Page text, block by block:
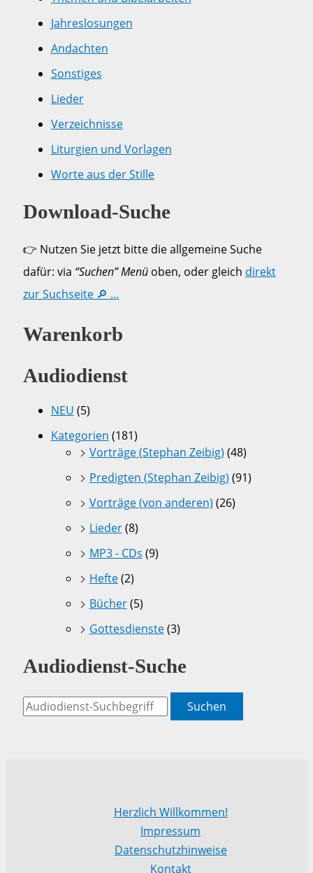
Jahreslosungen
Andachten
Sonstiges
Lieder
Verzeichnisse
Liturgien und Vorlagen
Worte aus der Stille
Download-Suche
👉 Nutzen Sie jetzt bitte die allgemeine Suche
dafür: via “Suchen” Menüoben, oder gleich direkt
zur Suchseite 🔎 …
Warenkorb
Audiodienst
NEU (5)
Kategorien (181)
Vorträge (Stephan Zeibig) (48)
Predigten (Stephan Zeibig) (91)
Vorträge (von anderen) (26)
Lieder(8)
MP3 - CDs (9)
Hefte(2)
Bücher(5)
Gottesdienste(3)
Audiodienst-Suche
Suchen
Herzlich Willkommen!
Impressum
Datenschutzhinweise
Kontakt